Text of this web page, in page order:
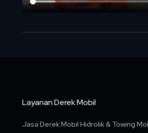
Layanan Derek Mobil
Jasa Derek Mobil Hidrolik & Towing